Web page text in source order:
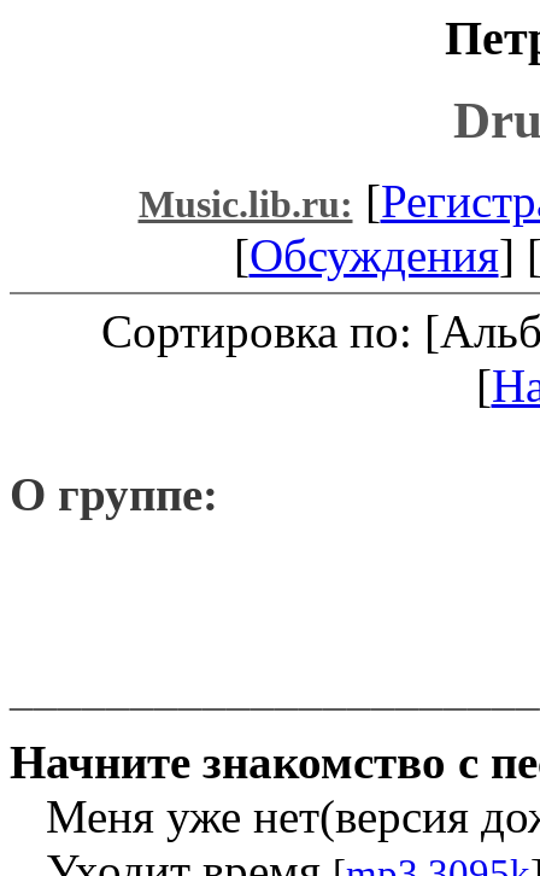
Music.lib.ru: [
[Обсуждения]
Сортировка по:
[
О группе:
Начните знакомство с
Меня уже нет(версия